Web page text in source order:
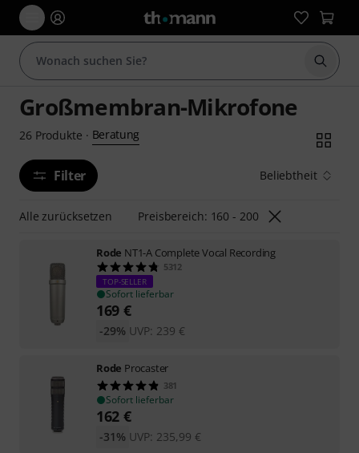
Suche
Großmembran-Mikrofone
26 Produkte · Beratung
Filter Beliebtheit
Alle zurücksetzen Preisbereich: 160 - 200
Rode NT1-A Complete Vocal Recording
5312
TOP-SELLER
Sofort lieferbar
169 €
UVP: 239 €
-29%
Rode Procaster
381
Sofort lieferbar
162 €
UVP: 235,99 €
-31%